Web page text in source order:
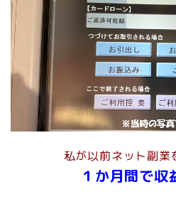
私が以前ネット副業
１か月間で収